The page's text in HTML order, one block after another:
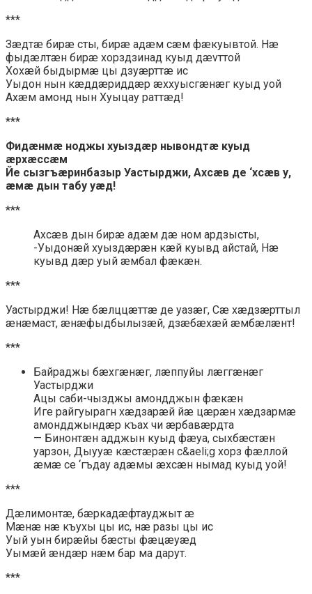
***
Зæдтæ бирæ сты, бирæ адæм сæм фæкуывтой. Нæ
фыдæлтæн бирæ хорздзинад куыд дævттой
Хохæй быдырмæ цы дзуæрттæ ис
Уыдон нын кæддæриддæр æххуысгæнæг куыд уой
Ахæм амонд нын Хуыцау раттæд!
***
Фидæнмæ ноджы хуыздæр нывондтæ куыд
æрхæссæм
Йе сызгъæринбазыр Уастырджи, Ахсæв де ‘хсæв у,
æмæ дын табу уæд!
***
Ахсæв дын бирæ адæм дæ ном ардзысты,
-Уыдонæй хуыздæрæн кæй куывд айстай, Нæ
куывд дæр уый æмбал фæкæн.
***
Уастырджи! Нæ бæлццæттæ де уазæг, Сæ хæдзæрттыл
æнæмаст, æнæфыдбылызæй, дзæбæхæй æмбæлæнт!
***
Байраджы бæхгæнæг, лæппуйы лæггæнæг
Уастырджи
Ацы саби-чызджы амондджын фæкæн
Иге райгуырагн хæдзарæй йæ цæрæн хæдзармæ
амондджындæр къах чи æрбавæрдта
— Бинонтæн адджын куыд фæуа, сыхбæстæн
уарзон, Дыууæ кæстæрæн с&aeli;g хорз фæллой
æмæ се ‘гъдау адæмы æхсæн нымад куыд уой!
***
Дæлимонтæ, бæркадæфтауджыт æ
Мæнæ нæ къухы цы ис, нæ разы цы ис
Уый уын бирæйы бæсты фæцæуæд
Уымæй æндæр нæм бар ма дарут.
***